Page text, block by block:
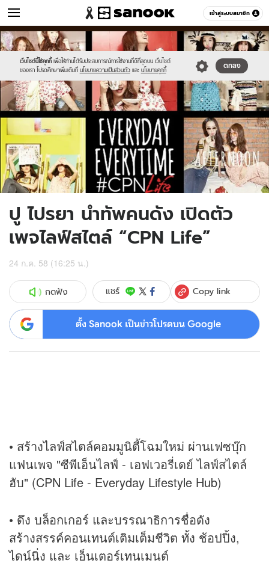
เข้าสู่ระบบสมาชิก
ข่าว หมวดอื่นๆ
เว็บไซต์นี้ใช้คุกกี้ เพื่อให้ท่านได้รับประสบการณ์การใช้งานที่ดีที่สุดบน เว็บไซต์
ของเรา โปรดศึกษาเพิ่มเติมที่ นโยบายความเป็นส่วนตัว และ นโยบายคุกกี้
ตกลง
Sanook
//s.isanook.com/sr/0/images/logo-
new-
sanook.png
600
60
//s.isanook.com/ns/0/ud/367/1835986/7.jpg
ปู ไปรยา นำทัพคนดัง เปิดตัว
เพจไลฟ์สไตล์ “CPN Life”
24 ก.ค. 58 (16:25 น.)
กดฟัง แชร์ Copy link
ตั้ง Sanook เป็นข่าวโปรดบน Google
• สร้างไลฟ์สไตล์คอมมูนิตี้โฉมใหม่ ผ่านเฟซบุ๊ก
แฟนเพจ "ซีพีเอ็นไลฟ์ - เอฟเวอรี่เดย์ ไลฟ์สไตล์
ฮับ" (CPN Life - Everyday Lifestyle Hub)
• ดึง บล็อกเกอร์ และบรรณาธิการชื่อดัง
สร้างสรรค์คอนเทนต์เติมเต็มชีวิต ทั้ง ช้อปปิ้ง,
ไดน์นิ่ง และ เอ็นเตอร์เทนเมนต์